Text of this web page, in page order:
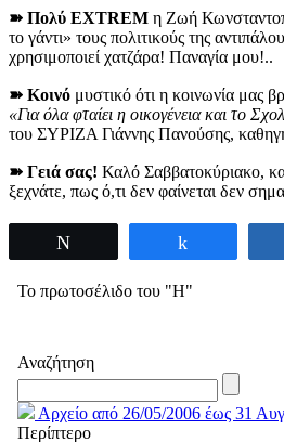
➽ Πολύ EXTREM η Ζωή
το γάντι» τους πολιτικούς της
χρησιμοποιεί χατζάρα! Παναγία μου!..
➽ Κοινό μυστικό ότι η κοινωνία μας
«Για όλα φταίει η οικογένεια και το
του ΣΥΡΙΖΑ Γιάννης Πανούσης,
➽ Γειά σας! Καλό Σαββατοκύριακο,
ξεχνάτε, πως ό,τι δεν φαίνεται δεν
Το πρωτοσέλιδο του "Η"
Αναζήτηση
Αρχείο από 26/05/2006 έως 31
Περίπτερο